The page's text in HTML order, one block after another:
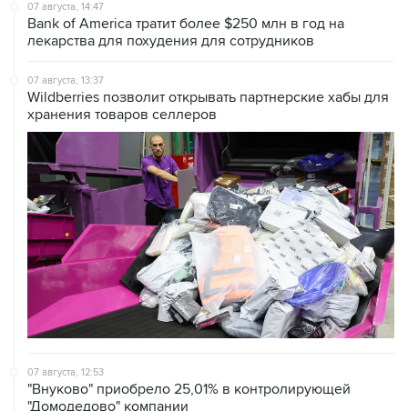
07 августа, 14:47
Bank of America тратит более $250 млн в год на
лекарства для похудения для сотрудников
07 августа, 13:37
Wildberries позволит открывать партнерские хабы для
хранения товаров селлеров
07 августа, 12:53
"Внуково" приобрело 25,01% в контролирующей
"Домодедово" компании